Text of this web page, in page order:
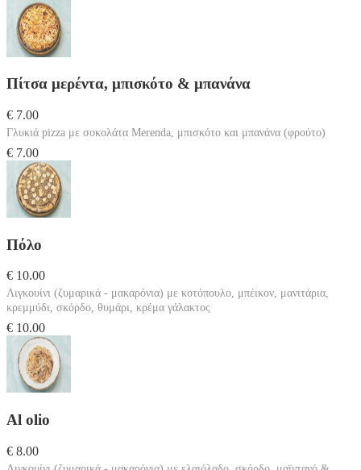
Πίτσα μερέντα, μπισκότο & μπανάνα
€ 7.00
Γλυκιά pizza με σοκολάτα Μerenda, μπισκότο και μπανάνα (φρούτο)
€ 7.00
Πόλο
€ 10.00
Λιγκουίνι (ζυμαρικά - μακαρόνια) με κοτόπουλο, μπέικον, μανιτάρια,
κρεμμύδι, σκόρδο, θυμάρι, κρέμα γάλακτος
€ 10.00
Al olio
€ 8.00